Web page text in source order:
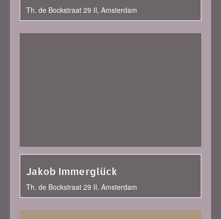
Th. de Bockstraat 29 II, Amsterdam
Jakob Immerglück
Th. de Bockstraat 29 II, Amsterdam